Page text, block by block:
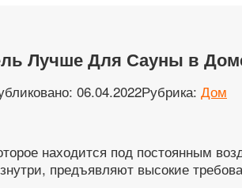
Лучше Для Сауны в
06.04.2022Рубрика: Дом
находится под постоянным
предъявляют высокие